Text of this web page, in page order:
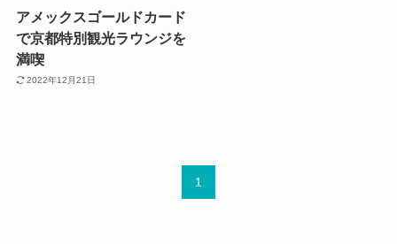
アメックスゴールドカード
で京都特別観光ラウンジを
満喫
2022年12月21日
1